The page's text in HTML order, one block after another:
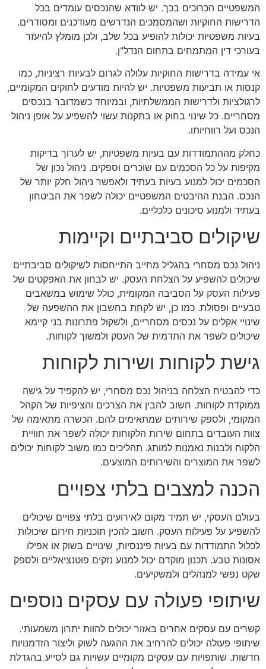
המשפטיים הכרוכים בכך. יש לוודא שהנכסים עומדים בכל
הדרישות החוקיות ושהמסמכים הנדרשים מעודכנים ומסודרים.
בעיות משפטיות יכולות להופיע בכל שלב, ולכן מומלץ להיעזר
בעורכי דין המתמחים בתחום הנדל"ן.
אי עמידה בדרישות החוקיות עלולה לגרום לבעיות רציניות, כמו
קנסות או תביעות משפטיות. יש להיות מודעים לחוקים המקומיים,
לרגולציות ולדרישות הממשלתיות, ובמיוחד כשמדובר בנכסים
מסחריים. כל שינוי בחוק או בתקנות עשוי להשפיע על אופן ניהול
הנכס ועל רווחיותו.
כחלק מההתמודדות עם בעיות משפטיות, יש לערוך בדיקות
מקיפות על כל הסכמים עם שוכרים וספקים. ניהול נכון של
הסכמים יכול למנוע בעיות בעתיד ולאפשר ניהול חלק יותר של
הנכס. הבנת ההיבטים המשפטיים יכולה לשפר את הביטחון
בעתיד ולמנוע סיכונים כלכליים.
שיקולים סביבתיים וקיימות
ניהול נכס מסחרי בהגליל מחייב התייחסות לשיקולים סביבתיים
שיכולים להשפיע על הצלחת העסק. יש לבחון את האפקטים של
פעילות העסק על הסביבה המקומית, כולל שימוש במשאבים
טבעיים ופסולת. כמו כן, יש לקחת בחשבון את ההשפעה של
שינויי אקלים על נכסים מסחריים, ולשקול פתרונות בני קיימא
שיכולים לשפר את התדמית של העסק ולמשוך לקוחות.
גישת לקוחות ושירות לקוחות
כדי להבטיח הצלחה בניהול נכס מסחרי, יש להקפיד על גישה
ממוקדת לקוחות. חשוב להבין את הצרכים והציפיות של הקהל
המקומי, ולספק שירותים שמתאימים להם. הכשרה מתאימה של
צוות העובדים בתחום שירות הלקוחות יכולה לשפר את חוויית
הלקוח ולבנות נאמנות למותג. תהליכים כמו משוב לקוחות יכולים
לשפר את המוצרים והשירותים המוצעים.
הכנה למצבים בלתי צפויים
בעולם העסקי, יש תמיד מקום לאירועים בלתי צפויים שיכולים
להשפיע על פעילות העסק. חשוב להכין תוכניות חירום שיכולות
לכלול התמודדות עם בעיות פיננסיות, שינויים בשוק או אפילו
אסונות טבע. תכנון מוקדם יכול למנוע נזקים פוטנציאליים ולספק
שקט נפשי למנהלים ולמשקיעים.
שיתופי פעולה עם עסקים נוספים
קשרים עם עסקים אחרים באזור יכולים להוות יתרון משמעותי.
שיתופי פעולה יכולים להרחיב את ההגעה לשוק וליצור הזדמנויות
חדשות. שותפויות עם עסקים מקומיים עשויות גם לסייע בהגדלת